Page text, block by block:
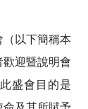
以下簡稱本
迎暨說明會
盛會目的是